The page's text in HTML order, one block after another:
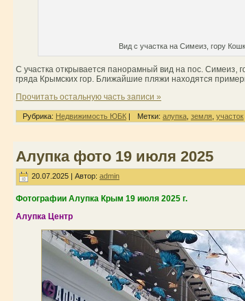
Вид с участка на Симеиз, гору
С участка открывается панорамный вид на пос. Симеиз,
гряда Крымских гор. Ближайшие пляжи находятся
Прочитать остальную часть записи »
Рубрика: Недвижимость ЮБК Метки: алупка земля участок
Алупка фото 19 июля 2025
20.07.2025 | Автор: admin
Фотографии Алупка Крым 19 июля 2025 г.
Алупка Центр